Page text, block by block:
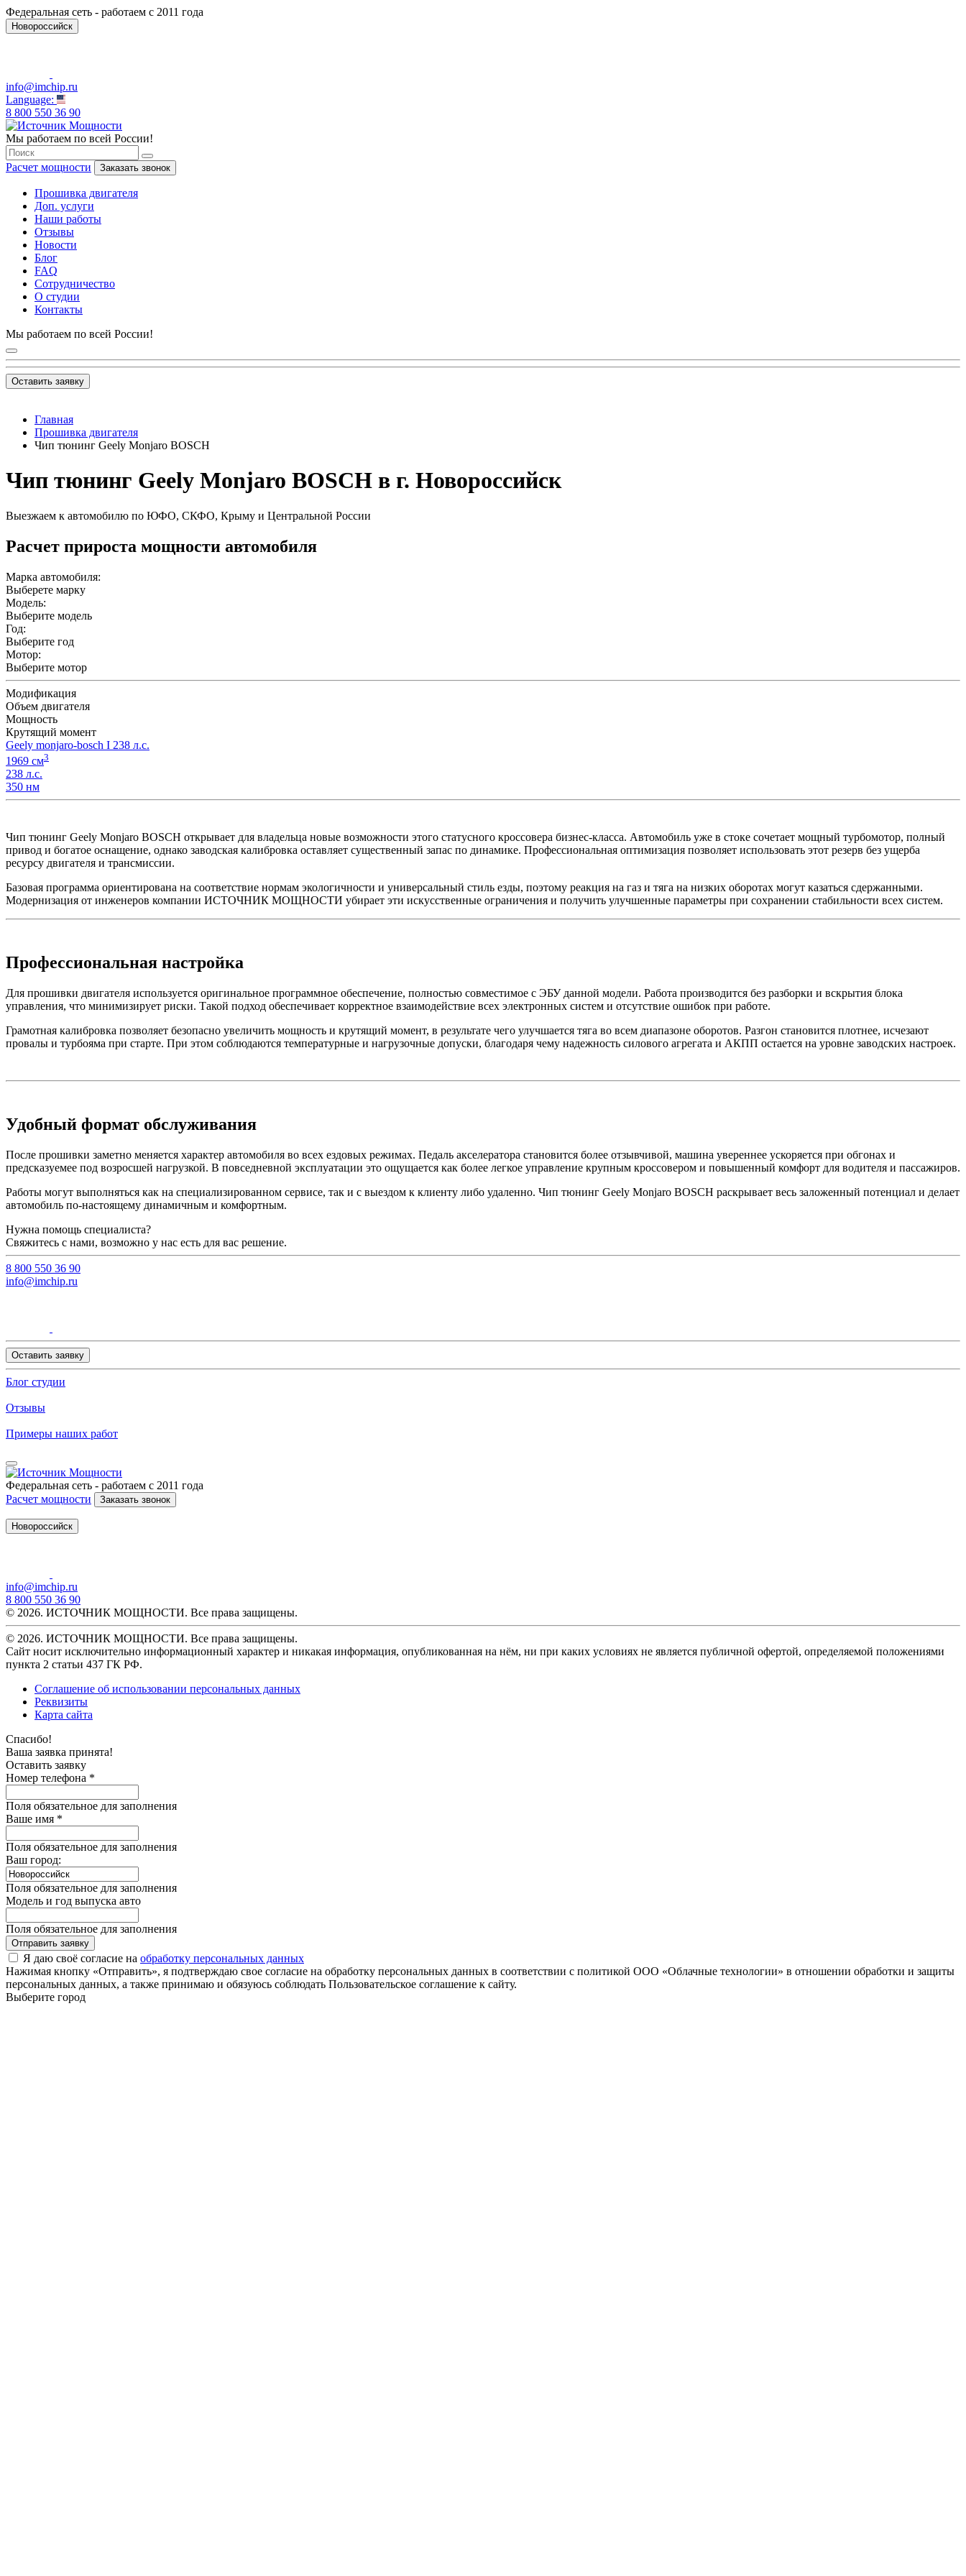
Федеральная сеть - работаем с 2011 года
Новороссийск
info@imchip.ru
Language:
8 800 550 36 90
Мы работаем по всей России!
Расчет мощности Заказать звонок
Прошивка двигателя
Доп. услуги
Наши работы
Отзывы
Новости
Блог
FAQ
Сотрудничество
О студии
Контакты
Мы работаем по всей России!
Оставить заявку
Главная
Прошивка двигателя
Чип тюнинг Geely Monjaro BOSCH
Чип тюнинг Geely Monjaro BOSCH в г. Новороссийск
Выезжаем к автомобилю по ЮФО, СКФО, Крыму и Центральной России
Расчет прироста мощности автомобиля
Марка автомобиля:
Выберете марку
Модель:
Выберите модель
Год:
Выберите год
Мотор:
Выберите мотор
Модификация
Объем двигателя
Мощность
Крутящий момент
Geely monjaro-bosch I 238 л.с.
1969 см3
238 л.с.
350 нм
Чип тюнинг Geely Monjaro BOSCH открывает для владельца новые возможности этого статусного кроссовера бизнес-класса. Автомобиль уже в стоке сочетает мощный турбомотор, полный
привод и богатое оснащение, однако заводская калибровка оставляет существенный запас по динамике. Профессиональная оптимизация позволяет использовать этот резерв без ущерба
ресурсу двигателя и трансмиссии.
Базовая программа ориентирована на соответствие нормам экологичности и универсальный стиль езды, поэтому реакция на газ и тяга на низких оборотах могут казаться сдержанными.
Модернизация от инженеров компании ИСТОЧНИК МОЩНОСТИ убирает эти искусственные ограничения и получить улучшенные параметры при сохранении стабильности всех систем.
Профессиональная настройка
Для прошивки двигателя используется оригинальное программное обеспечение, полностью совместимое с ЭБУ данной модели. Работа производится без разборки и вскрытия блока
управления, что минимизирует риски. Такой подход обеспечивает корректное взаимодействие всех электронных систем и отсутствие ошибок при работе.
Грамотная калибровка позволяет безопасно увеличить мощность и крутящий момент, в результате чего улучшается тяга во всем диапазоне оборотов. Разгон становится плотнее, исчезают
провалы и турбояма при старте. При этом соблюдаются температурные и нагрузочные допуски, благодаря чему надежность силового агрегата и АКПП остается на уровне заводских настроек.
Удобный формат обслуживания
После прошивки заметно меняется характер автомобиля во всех ездовых режимах. Педаль акселератора становится более отзывчивой, машина увереннее ускоряется при обгонах и
предсказуемее под возросшей нагрузкой. В повседневной эксплуатации это ощущается как более легкое управление крупным кроссовером и повышенный комфорт для водителя и пассажиров.
Работы могут выполняться как на специализированном сервисе, так и с выездом к клиенту либо удаленно. Чип тюнинг Geely Monjaro BOSCH раскрывает весь заложенный потенциал и делает
автомобиль по-настоящему динамичным и комфортным.
Нужна помощь специалиста?
Свяжитесь с нами, возможно у нас есть для вас решение.
8 800 550 36 90
info@imchip.ru
Оставить заявку
Блог студии
Отзывы
Примеры наших работ
Федеральная сеть - работаем с 2011 года
Расчет мощности
Заказать звонок
Новороссийск
info@imchip.ru
8 800 550 36 90
© 2026. ИСТОЧНИК МОЩНОСТИ. Все права защищены.
© 2026. ИСТОЧНИК МОЩНОСТИ. Все права защищены.
Сайт носит исключительно информационный характер и никакая информация, опубликованная на нём, ни при каких условиях не является публичной офертой, определяемой положениями
пункта 2 статьи 437 ГК РФ.
Соглашение об использовании персональных данных
Реквизиты
Карта сайта
Спасибо!
Ваша заявка принята!
Оставить заявку
Номер телефона *
Поля обязательное для заполнения
Ваше имя *
Поля обязательное для заполнения
Ваш город:
Поля обязательное для заполнения
Модель и год выпуска авто
Поля обязательное для заполнения
Отправить заявку
Я даю своё согласие на обработку персональных данных
Нажимая кнопку «Отправить», я подтверждаю свое согласие на обработку персональных данных в соответствии с политикой ООО «Облачные технологии» в отношении обработки и защиты
персональных данных, а также принимаю и обязуюсь соблюдать Пользовательское соглашение к сайту.
Выберите город